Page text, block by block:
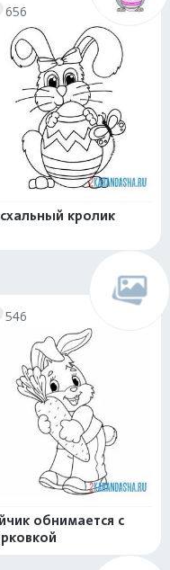
656
кролик
546
обнимается с